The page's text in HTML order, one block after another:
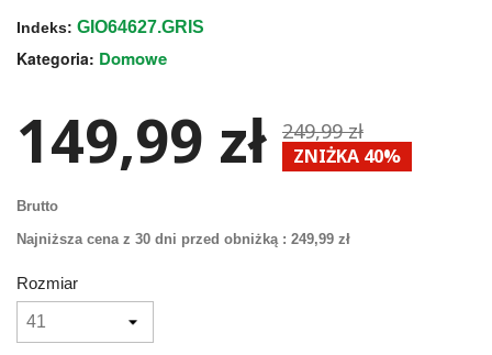
Indeks: GIO64627.GRIS
Kategoria: Domowe
149,99 zł 249,99 zł
ZNIŻKA 40%
Brutto
Najniższa cena z 30 dni przed obniżką : 249,99 zł
Rozmiar